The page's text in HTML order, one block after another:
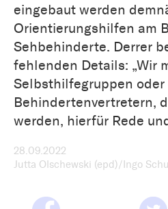
28.09.2022
Jutta Olschewski (epd)/Ingo
eingebaut werden
Orientierungshilfen am
Sehbehinderte. Derrer
fehlenden Details: „Wir
Selbsthilfegruppen oder
Behindertenvertretern,
werden, hierfür Rede